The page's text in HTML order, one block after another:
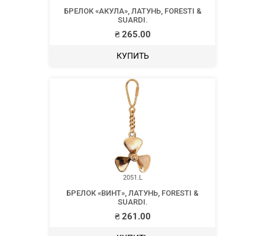
БРЕЛОК «АКУЛА», ЛАТУНЬ, FORESTI &
SUARDI.
₴265.00
КУПИТЬ
2051.L
БРЕЛОК «ВИНТ», ЛАТУНЬ, FORESTI &
SUARDI.
₴261.00